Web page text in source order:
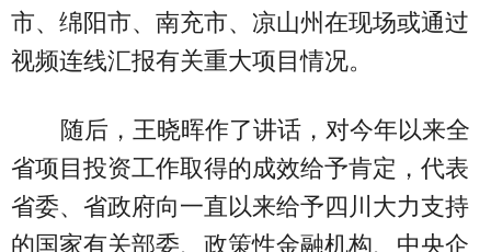
市、绵阳市、南充市、凉山州在现场或通过
视频连线汇报有关重大项目情况。
随后，王晓晖作了讲话，对今年以来全
省项目投资工作取得的成效给予肯定，代表
省委、省政府向一直以来给予四川大力支持
的国家有关部委、政策性金融机构、中央企